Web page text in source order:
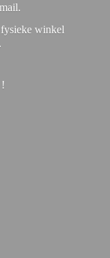
winkel